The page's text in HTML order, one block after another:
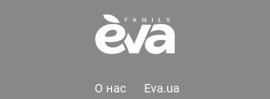
О нас
Eva.ua